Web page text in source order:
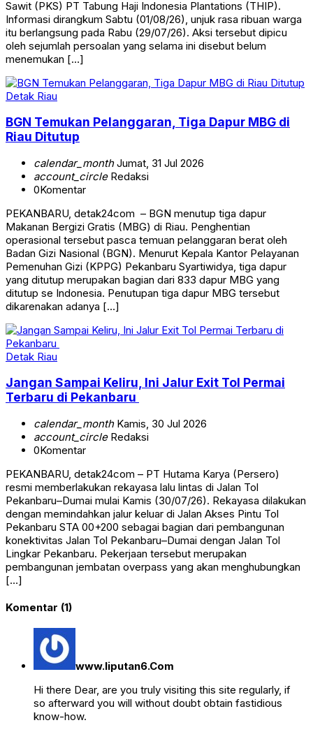
Sawit (PKS) PT Tabung Haji Indonesia Plantations (THIP).
Informasi dirangkum Sabtu (01/08/26), unjuk rasa ribuan warga
itu berlangsung pada Rabu (29/07/26). Aksi tersebut dipicu
oleh sejumlah persoalan yang selama ini disebut belum
menemukan […]
Detak Riau
BGN Temukan Pelanggaran, Tiga Dapur MBG di
Riau Ditutup
calendar_monthJumat, 31 Jul 2026
account_circleRedaksi
0Komentar
PEKANBARU, detak24com – BGN menutup tiga dapur
Makanan Bergizi Gratis (MBG) di Riau. Penghentian
operasional tersebut pasca temuan pelanggaran berat oleh
Badan Gizi Nasional (BGN). Menurut Kepala Kantor Pelayanan
Pemenuhan Gizi (KPPG) Pekanbaru Syartiwidya, tiga dapur
yang ditutup merupakan bagian dari 833 dapur MBG yang
ditutup se Indonesia. Penutupan tiga dapur MBG tersebut
dikarenakan adanya […]
Detak Riau
Jangan Sampai Keliru, Ini Jalur Exit Tol Permai
Terbaru di Pekanbaru
calendar_monthKamis, 30 Jul 2026
account_circleRedaksi
0Komentar
PEKANBARU, detak24com – PT Hutama Karya (Persero)
resmi memberlakukan rekayasa lalu lintas di Jalan Tol
Pekanbaru–Dumai mulai Kamis (30/07/26). Rekayasa dilakukan
dengan memindahkan jalur keluar di Jalan Akses Pintu Tol
Pekanbaru STA 00+200 sebagai bagian dari pembangunan
konektivitas Jalan Tol Pekanbaru–Dumai dengan Jalan Tol
Lingkar Pekanbaru. Pekerjaan tersebut merupakan
pembangunan jembatan overpass yang akan menghubungkan
[…]
Komentar (1)
www.liputan6.Com
Hi there Dear, are you truly visiting this site regularly, if
so afterward you will without doubt obtain fastidious
know-how.